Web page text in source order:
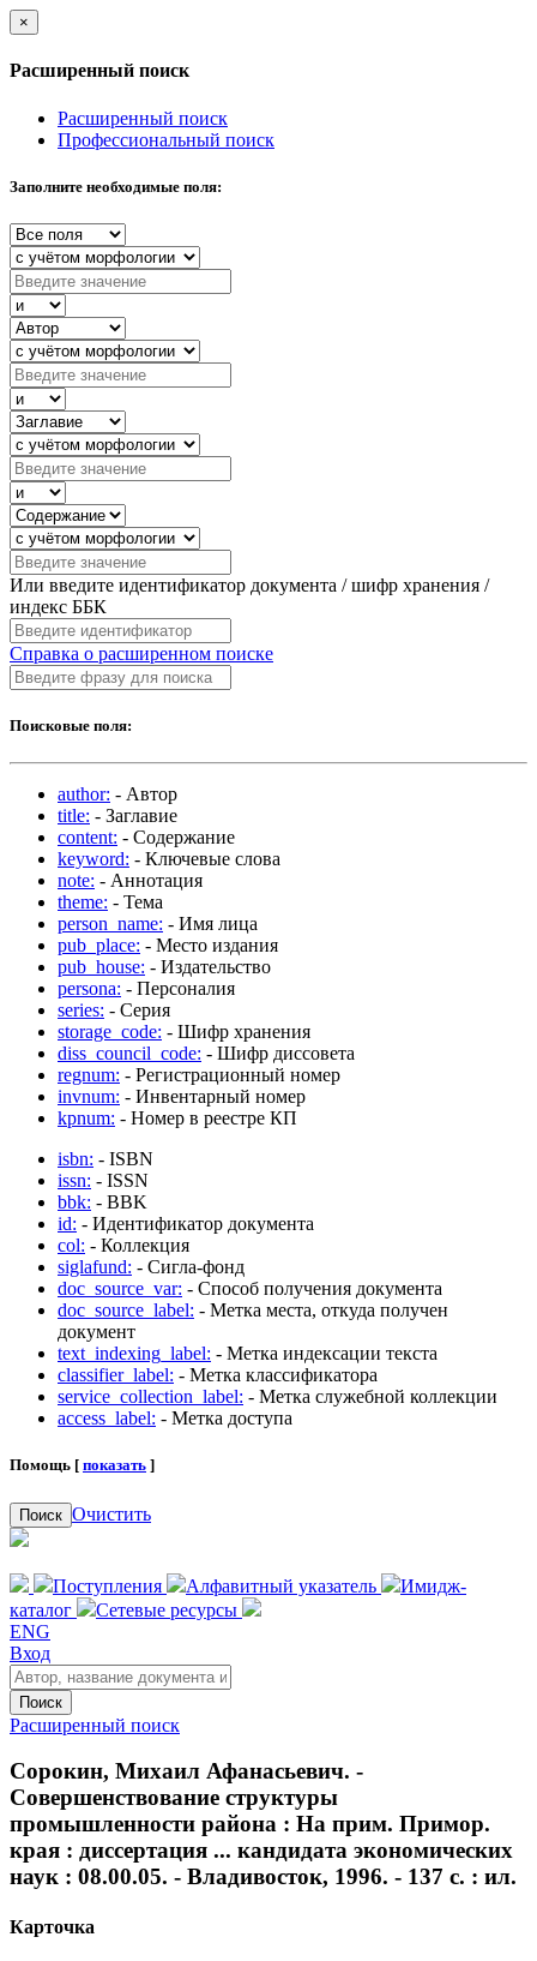
×
Расширенный поиск
Расширенный поиск
Профессиональный поиск
Заполните необходимые поля:
Или введите идентификатор документа / шифр хранения /
индекс ББК
Справка о расширенном поиске
Поисковые поля:
author: - Автор
title: - Заглавие
content: - Содержание
keyword: - Ключевые слова
note: - Аннотация
theme: - Тема
person_name: - Имя лица
pub_place: - Место издания
pub_house: - Издательство
persona: - Персоналия
series: - Серия
storage_code: - Шифр хранения
diss_council_code: - Шифр диссовета
regnum: - Регистрационный номер
invnum: - Инвентарный номер
kpnum: - Номер в реестре КП
isbn: - ISBN
issn: - ISSN
bbk: - BBK
id: - Идентификатор документа
col: - Коллекция
siglafund: - Сигла-фонд
doc_source_var: - Способ получения документа
doc_source_label: - Метка места, откуда получен
документ
text_indexing_label: - Метка индексации текста
classifier_label: - Метка классификатора
service_collection_label: - Метка служебной коллекции
access_label: - Метка доступа
Помощь [ показать ]
Поиск Очистить
Поступления Алфавитный указатель
Имидж-
каталог
Сетевые ресурсы
ENG
Вход
Поиск
Расширенный поиск
Сорокин, Михаил Афанасьевич. -
Совершенствование структуры
промышленности района : На прим. Примор.
края : диссертация ... кандидата экономических
наук : 08.00.05. - Владивосток, 1996. - 137 с. : ил.
Карточка